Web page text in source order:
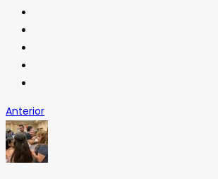
Anterior